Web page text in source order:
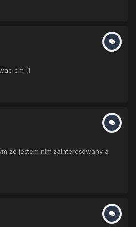
cm 11
że jestem nim zainteresowany a